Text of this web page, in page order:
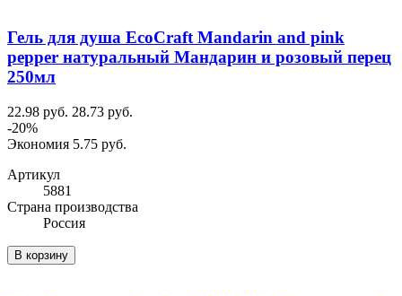
Гель для душа EcoCraft Mandarin and pink
pepper натуральный Мандарин и розовый перец
250мл
22.98 руб. 28.73 руб.
-20%
Экономия 5.75 руб.
Артикул
5881
Cтрана производства
Россия
В корзину